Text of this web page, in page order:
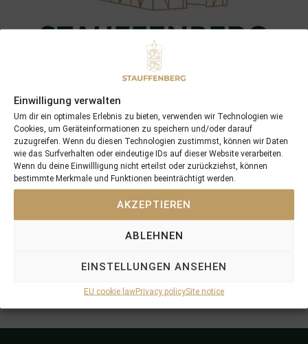
Einwilligung verwalten
Um dir ein optimales Erlebnis zu bieten, verwenden wir Technologien wie
Cookies, um Geräteinformationen zu speichern und/oder darauf
zuzugreifen. Wenn du diesen Technologien zustimmst, können wir Daten
wie das Surfverhalten oder eindeutige IDs auf dieser Website verarbeiten.
Wenn du deine Einwillligung nicht erteilst oder zurückziehst, können
bestimmte Merkmale und Funktionen beeinträchtigt werden.
AKZEPTIEREN
ABLEHNEN
EINSTELLUNGEN ANSEHEN
EU cookie lawPrivacy policySite notice